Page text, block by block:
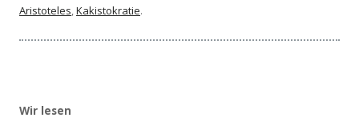
Aristoteles,Kakistokratie.
Wir lesen